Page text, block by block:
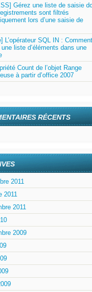
Gérez une liste de saisie
sont filtrés
lors d’une saisie de
L’opérateur SQL IN : Comment
liste d’éléments dans une
Count de l’objet Range
à partir d’office 2007
RÉCENTS
2011
2011
2011
2009